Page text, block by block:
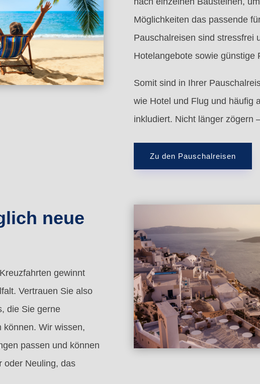
Möglichkeiten das passende
Pauschalreisen sind stressfrei
Hotelangebote sowie günstige
Somit sind in Ihrer
wie Hotel und Flug und häufig
inkludiert. Nicht länger zögern
Zu den Pauschalreisen
neue
gewinnt
Vertrauen Sie also
die Sie gerne
können. Wir wissen,
passen und können
oder Neuling, das